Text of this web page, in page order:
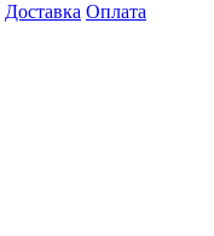
Доставка Оплата